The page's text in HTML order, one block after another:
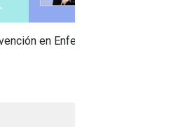
en Enfermedades